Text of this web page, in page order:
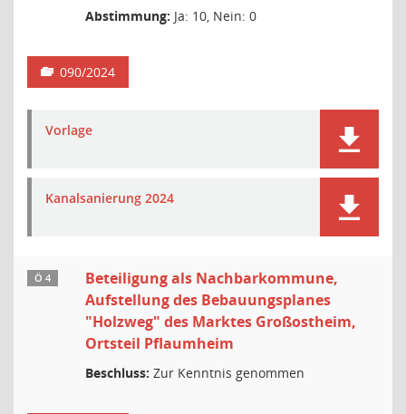
Abstimmung: Ja: 10, Nein: 0
090/2024
Vorlage
Kanalsanierung 2024
Ö 4
Beteiligung als Nachbarkommune,
Aufstellung des Bebauungsplanes
"Holzweg" des Marktes Großostheim,
Ortsteil Pflaumheim
Beschluss: Zur Kenntnis genommen